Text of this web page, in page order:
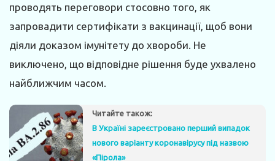
проводять переговори стосовно того, як
запровадити сертифікати з вакцинації, щоб вони
діяли доказом імунітету до хвороби. Не
виключено, що відповідне рішення буде ухвалено
найближчим часом.
Читайте також:
В Україні зареєстровано перший випадок
нового варіанту коронавірусу під назвою
«Пірола»